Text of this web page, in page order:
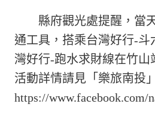
縣府觀光處提醒，當天
通工具，搭乘台灣好行-
灣好行-跑水求財線在竹
活動詳情請見「樂旅南投
https://www.facebook.com/